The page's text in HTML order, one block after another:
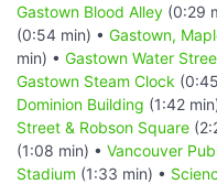
Gastown Blood Alley (0:29
(0:54 min) • Gastown,
min) • Gastown Water
Gastown Steam Clock
Dominion Building (1:42
Street & Robson Square
(1:08 min) • Vancouver
Stadium (1:33 min) •